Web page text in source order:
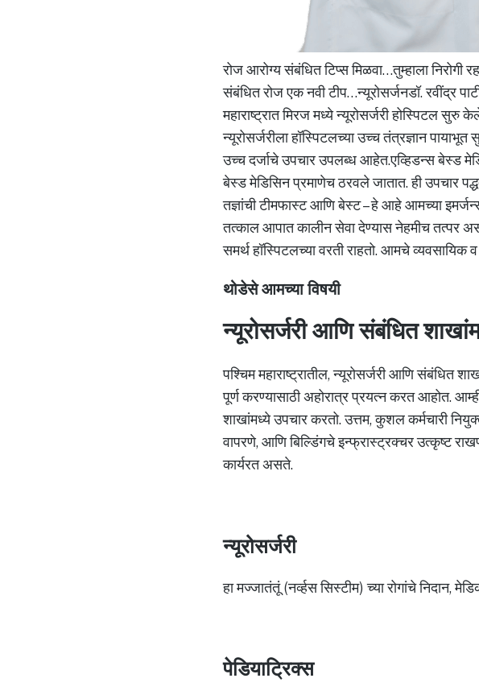
रोज आरोग्य संबंधित टिप्स मिळवा…तुम्हाला
संबंधित रोज एक नवी टीप…न्यूरोसर्जनडॉ. रवींद्र
महाराष्ट्रात मिरज मध्ये न्यूरोसर्जरी होस्पिटल
न्यूरोसर्जरीला हॉस्पिटलच्या उच्च तंत्रज्ञान
उच्च दर्जाचे उपचार उपलब्ध आहेत.एव्हिडन्स बेस्ड
बेस्ड मेडिसिन प्रमाणेच ठरवले जातात. ही उपचार
तज्ञांची टीमफास्ट आणि बेस्ट – हे आहे आमच्या
तत्काल आपात कालीन सेवा देण्यास नेहमीच तत्पर
समर्थ हॉस्पिटलच्या वरती राहतो. आमचे
थोडेसे आमच्या विषयी
न्यूरोसर्जरी आणि संबंधित
पश्चिम महाराष्ट्रातील, न्यूरोसर्जरी आणि संबंधित
पूर्ण करण्यासाठी अहोरात्र प्रयत्न करत आहोत. आम्ही
शाखांमध्ये उपचार करतो. उत्तम, कुशल कर्मचारी
वापरणे, आणि बिल्डिंगचे इन्फ्रास्ट्रक्चर उत्कृष्ट
कार्यरत असते.
न्यूरोसर्जरी
हा मज्जातंतूं (नर्व्हस सिस्टीम) च्या रोगांचे निदान,
पेडियाट्रिक्स